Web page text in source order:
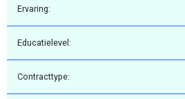
Ervaring:
Educatielevel:
Contracttype: